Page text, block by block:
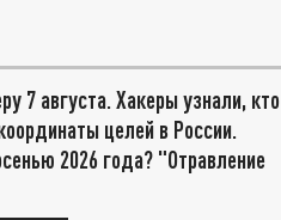
7 августа. Хакеры узнали, кто
целей в России.
2026 года? "Отравление